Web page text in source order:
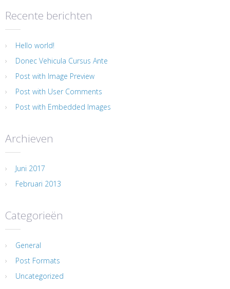
Recente berichten
Hello world!
Donec Vehicula Cursus Ante
Post with Image Preview
Post with User Comments
Post with Embedded Images
Archieven
Juni 2017
Februari 2013
Categorieën
General
Post Formats
Uncategorized